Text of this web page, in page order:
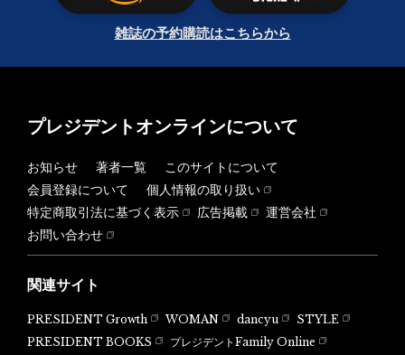
雑誌の予約購読はこちらから
プレジデントオンラインについて
お知らせ 著者一覧
このサイトについて
会員登録について
個人情報の取り扱い
特定商取引法に基づく表示
広告掲載
運営会社
お問い合わせ
関連サイト
PRESIDENT Growth WOMAN dancyu
STYLE
PRESIDENT BOOKS
プレジデントFamily Online